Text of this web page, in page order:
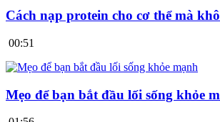
Cách nạp protein cho cơ thể mà
00:51
Mẹo để bạn bắt đầu lối sống khỏe